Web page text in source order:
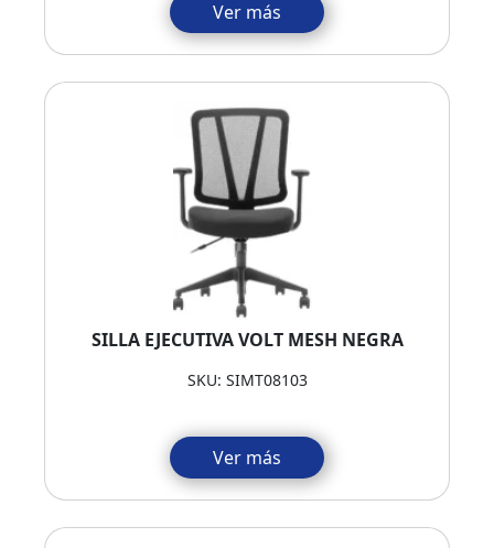
Ver más
SILLA EJECUTIVA VOLT MESH NEGRA
SKU: SIMT08103
Ver más